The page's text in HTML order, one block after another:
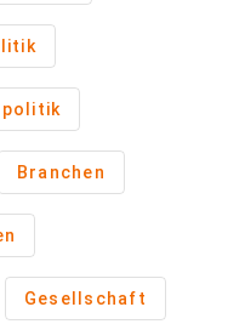
Branchen
Gesellschaft